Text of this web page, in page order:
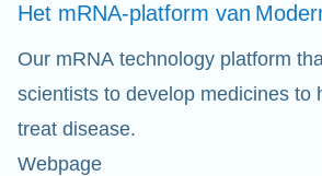
Het mRNA-platform van
Our mRNA technology platform
scientists to develop medicines to
treat disease.
Webpage